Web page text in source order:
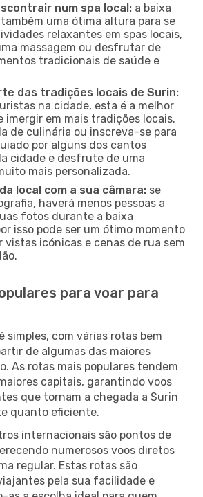
num spa local: a baixa
uma ótima altura para se
relaxantes em spas locais,
massagem ou desfrutar de
tradicionais de saúde e
das tradições locais de Surin:
na cidade, esta é a melhor
imergir em mais tradições locais.
de culinária ou inscreva-se para
por alguns dos cantos
cidade e desfrute de uma
mais personalizada.
local com a sua câmara: se
haverá menos pessoas a
fotos durante a baixa
isso pode ser um ótimo momento
vistas icónicas e cenas de rua sem
para voar para
simples, com várias rotas bem
de algumas das maiores
As rotas mais populares tendem
capitais, garantindo voos
que tornam a chegada a Surin
quanto eficiente.
internacionais são pontos de
numerosos voos diretos
regular. Estas rotas são
pela sua facilidade e